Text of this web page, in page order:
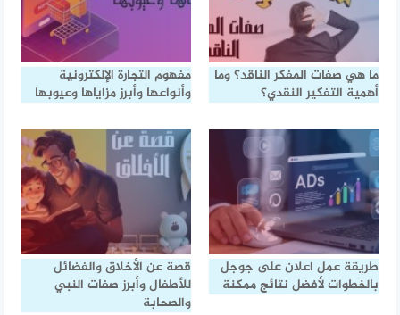
ما هي صفات المفكر الناقد؟ وما
أهمية التفكير النقدي؟
مفهوم التجارة الإلكترونية
وأنواعها وأبرز مزاياها وعيوبها
طريقة عمل اعلان على جوجل
بالخطوات لأفضل نتائج ممكنة
قصة عن الأخلاق والفضائل
للأطفال وأبرز صفات النبي
والصحابة